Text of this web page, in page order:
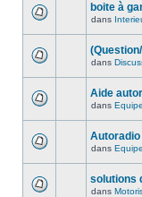
boite à
dans
dans
Aide
dans
dans
solutions
dans